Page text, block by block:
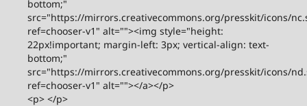
bottom;"
src="https://mirrors.creativecommons.org/presskit/icons/
ref=chooser-v1" alt=""><img style="height:
22px!important; margin-left: 3px; vertical-align: text-
bottom;"
src="https://mirrors.creativecommons.org/presskit/icons/
ref=chooser-v1" alt=""></a></p>
<p> </p>